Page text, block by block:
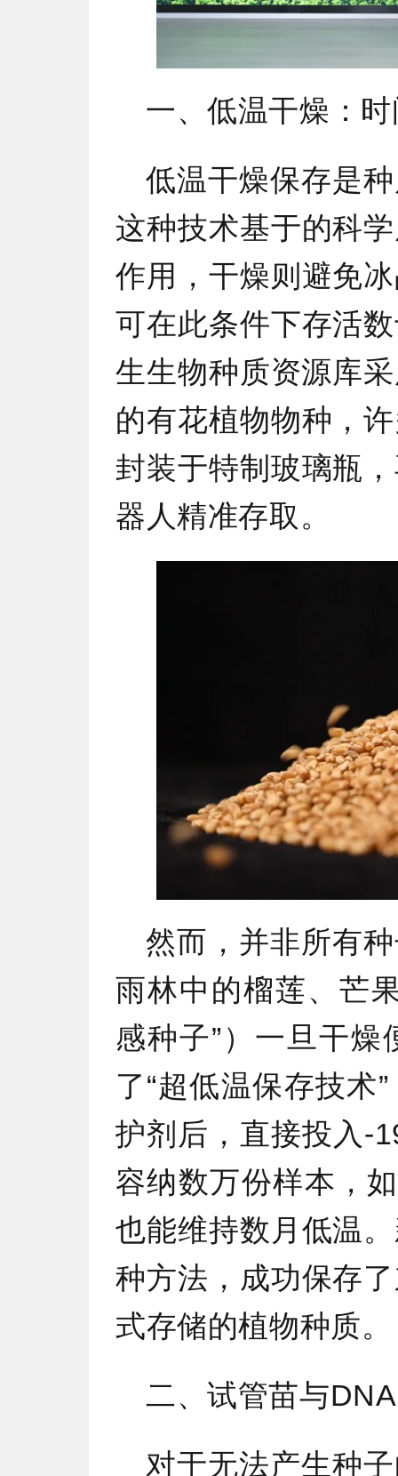
一、低温干燥：
低温干燥保存是
这种技术基于的科
作用，干燥则避免
可在此条件下存活
生生物种质资源库
的有花植物物种，
封装于特制玻璃瓶
器人精准存取。
然而，并非所有
雨林中的榴莲、芒
感种子”）一旦干
了“超低温保存技术
护剂后，直接投入-
容纳数万份样本，
也能维持数月低温
种方法，成功保存
式存储的植物种质。
二、试管苗与
对于无法产生种